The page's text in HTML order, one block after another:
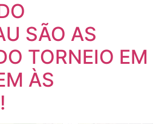
SÃO AS
TORNEIO EM
ÀS